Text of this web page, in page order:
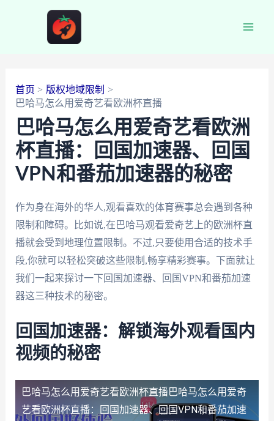
首页
版权地域限制
巴哈马怎么用爱奇艺看欧洲杯直播
巴哈马怎么用爱奇艺看欧洲
杯直播：回国加速器、回国
VPN和番茄加速器的秘密
作为身在海外的华人,观看喜欢的体育赛事总会遇到各种
限制和障碍。比如说,在巴哈马观看爱奇艺上的欧洲杯直
播就会受到地理位置限制。不过,只要使用合适的技术手
段,你就可以轻松突破这些限制,畅享精彩赛事。下面就让
我们一起来探讨一下回国加速器、回国VPN和番茄加速
器这三种技术的秘密。
回国加速器：解锁海外观看国内
视频的秘密
巴哈马怎么用爱奇艺看欧洲杯直播巴哈马怎么用爱奇
艺看欧洲杯直播：回国加速器、回国VPN和番茄加速